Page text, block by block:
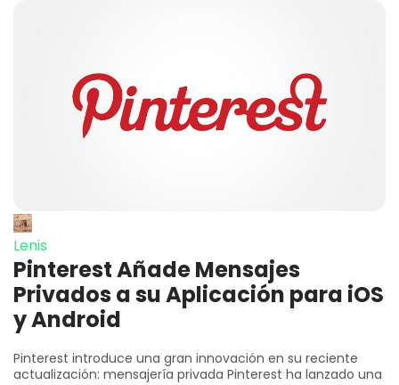
Lenis
Pinterest Añade Mensajes
Privados a su Aplicación para iOS
y Android
Pinterest introduce una gran innovación en su reciente
actualización: mensajería privada Pinterest ha lanzado una